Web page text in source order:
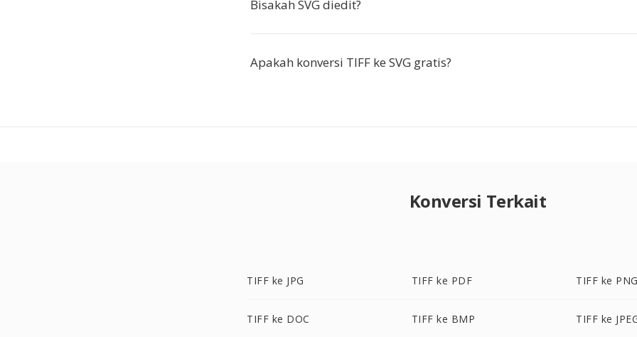
Bisakah SVG diedit?
Apakah konversi TIFF ke SVG gratis?
Konversi Terkait
TIFF ke JPG TIFF ke PDF TIFF ke
TIFF ke DOC TIFF ke BMP TIFF ke